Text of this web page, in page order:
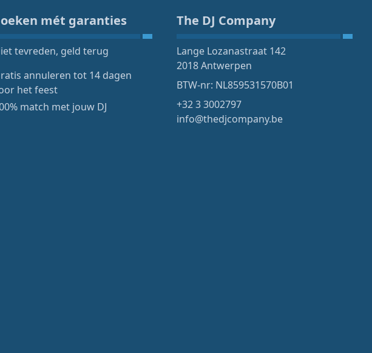
mét garanties
tevreden, geld terug
annuleren tot 14 dagen
het feest
match met jouw DJ
The DJ Company
Lange Lozanastraat 142
2018 Antwerpen
BTW-nr: NL859531570B01
+32 3 3002797
info@thedjcompany.be